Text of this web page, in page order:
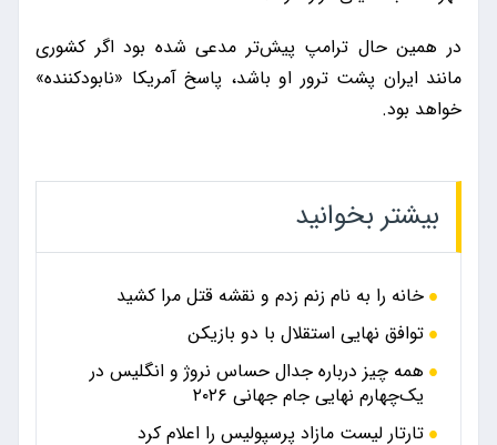
در همین حال ترامپ پیش‌تر مدعی شده بود اگر کشوری
مانند ایران پشت ترور او باشد، پاسخ آمریکا «نابودکننده»
خواهد بود.
بیشتر بخوانید
خانه را به نام زنم زدم و نقشه قتل مرا کشید
توافق نهایی استقلال با دو بازیکن
همه چیز درباره جدال حساس نروژ و انگلیس در
یک‌چهارم نهایی جام جهانی ۲۰۲۶
تارتار لیست مازاد پرسپولیس را اعلام کرد